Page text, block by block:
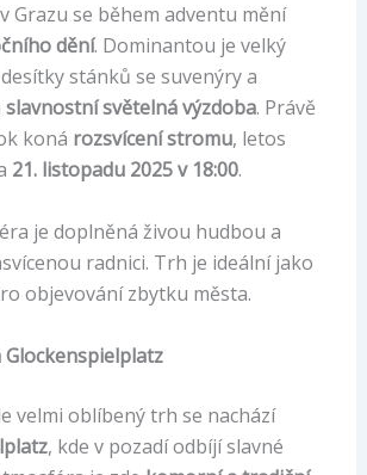
Grazu se během adventu mění
dění. Dominantou je velký
stánků se suvenýry a
slavnostní světelná výzdoba. Právě
koná rozsvícení stromu, letos
21. listopadu 2025 v 18:00.
je doplněná živou hudbou a
radnici. Trh je ideální jako
objevování zbytku města.
velmi oblíbený trh se nachází
, kde v pozadí odbíjí slavné